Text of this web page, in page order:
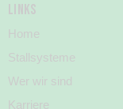
LINKS
Home
Stallsysteme
Wer wir sind
Karriere